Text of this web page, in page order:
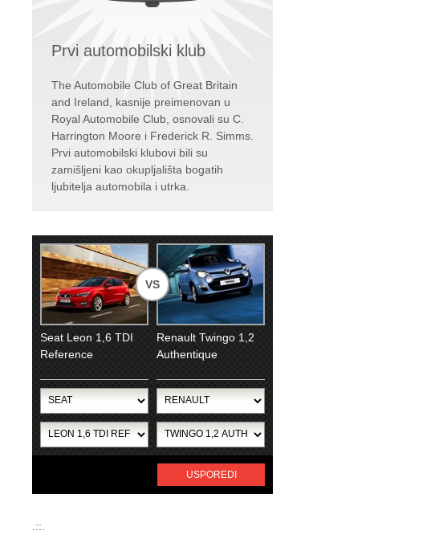
Prvi automobilski klub
The Automobile Club of Great Britain
and Ireland, kasnije preimenovan u
Royal Automobile Club, osnovali su C.
Harrington Moore i Frederick R. Simms.
Prvi automobilski klubovi bili su
zamišljeni kao okupljališta bogatih
ljubitelja automobila i utrka.
VS
Seat Leon 1,6 TDI
Reference
Renault Twingo 1,2
Authentique
USPOREDI
.::.